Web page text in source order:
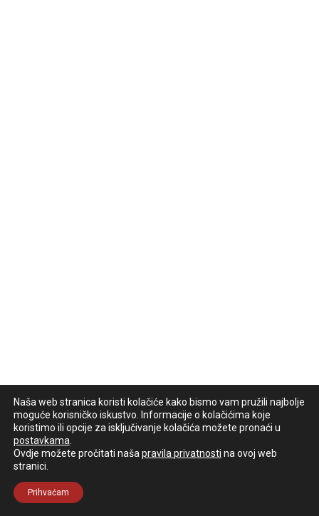
Naša web stranica koristi kolačiće kako bismo vam pružili najbolje
moguće korisničko iskustvo. Informacije o kolačićima koje
koristimo ili opcije za isključivanje kolačića možete pronaći u
postavkama
Ovdje možete pročitati naša pravila privatnosti na ovoj web
stranici.
Prihvaćam